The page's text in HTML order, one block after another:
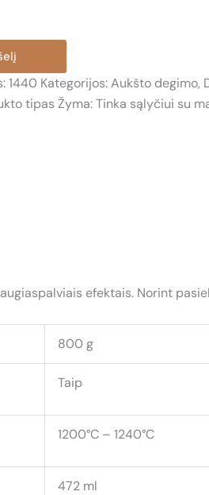
1440 Kategorijos:Aukšto degimo,
tipas Žyma:Tinka sąlyčiui su
efektais. Norint
800 g
Taip
1200°C – 1240°C
472 ml